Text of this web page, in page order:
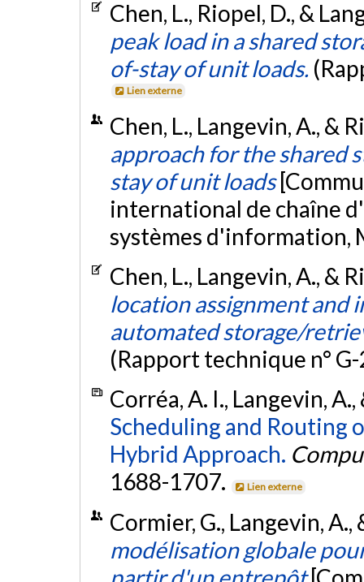
Chen, L., Riopel, D., &
peak load in a shared
of-stay of unit loads.
Lien externe
Chen, L., Langevin, A., &
approach for the shared
stay of unit loads
international de chaîne
systèmes d'information,
Chen, L., Langevin, A., &
location assignment and
automated storage/
(Rapport technique n°
Corréa, A. I., Langevin,
Scheduling and Routing
Hybrid Approach.
1688-1707.
Lien externe
Cormier, G., Langevin,
modélisation globale